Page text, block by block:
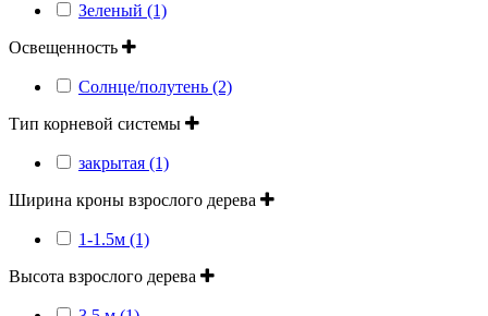
Зеленый (1)
Освещенность
Солнце/полутень (2)
Тип корневой системы
закрытая (1)
Ширина кроны взрослого дерева
1-1.5м (1)
Высота взрослого дерева